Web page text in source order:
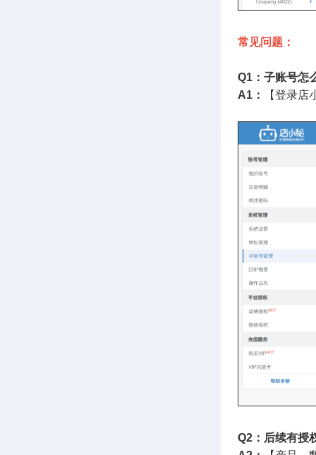
常见问题：
Q1：子账号怎
A1：
【登录
Q2：后续有授